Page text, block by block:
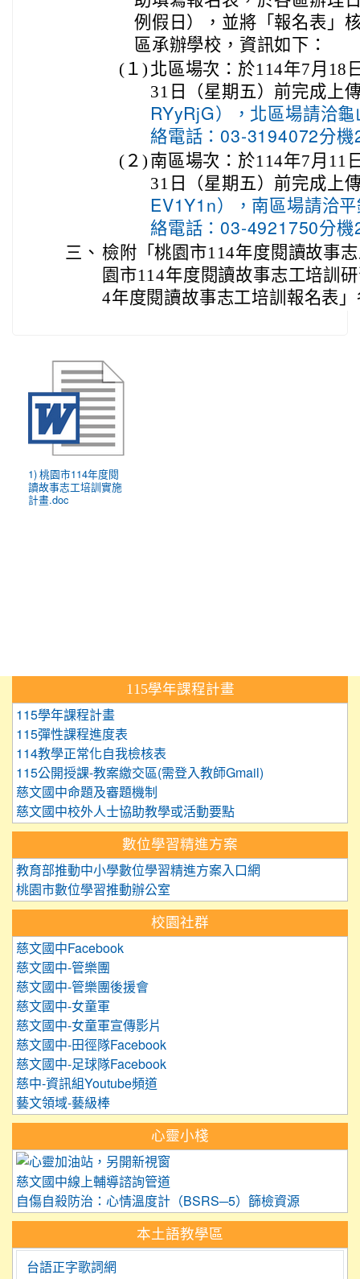
例假日），並將「報名表」
區承辦學校，資訊如下：
(１) 北區場次：於114年7月18
31日（星期五）前完成上
RYyRjG），北區場請洽
絡電話：03-3194072分機
(２) 南區場次：於114年7月11
31日（星期五）前完成上
EV1Y1n），南區場請洽
絡電話：03-4921750分機
三、 檢附「桃園市114年度閱讀故事
園市114年度閱讀故事志工培訓
4年度閱讀故事志工培訓報名表
1) 桃園市114年度閱
讀故事志工培訓實施
計畫.doc
115學年課程計畫
115學年課程計畫
115彈性課程進度表
114教學正常化自我檢核表
115公開授課-教案繳交區(需登入教師Gmail)
慈文國中命題及審題機制
慈文國中校外人士協助教學或活動要點
數位學習精進方案
教育部推動中小學數位學習精進方案入口網
桃園市數位學習推動辦公室
校園社群
慈文國中Facebook
慈文國中-管樂團
慈文國中-管樂團後援會
慈文國中-女童軍
慈文國中-女童軍宣傳影片
慈文國中-田徑隊Facebook
慈文國中-足球隊Facebook
慈中-資訊組Youtube頻道
藝文領域-藝級棒
心靈小棧
慈文國中線上輔導諮詢管道
自傷自殺防治：心情溫度計（BSRS─5）篩檢資源
本土語教學區
台語正字歌詞網